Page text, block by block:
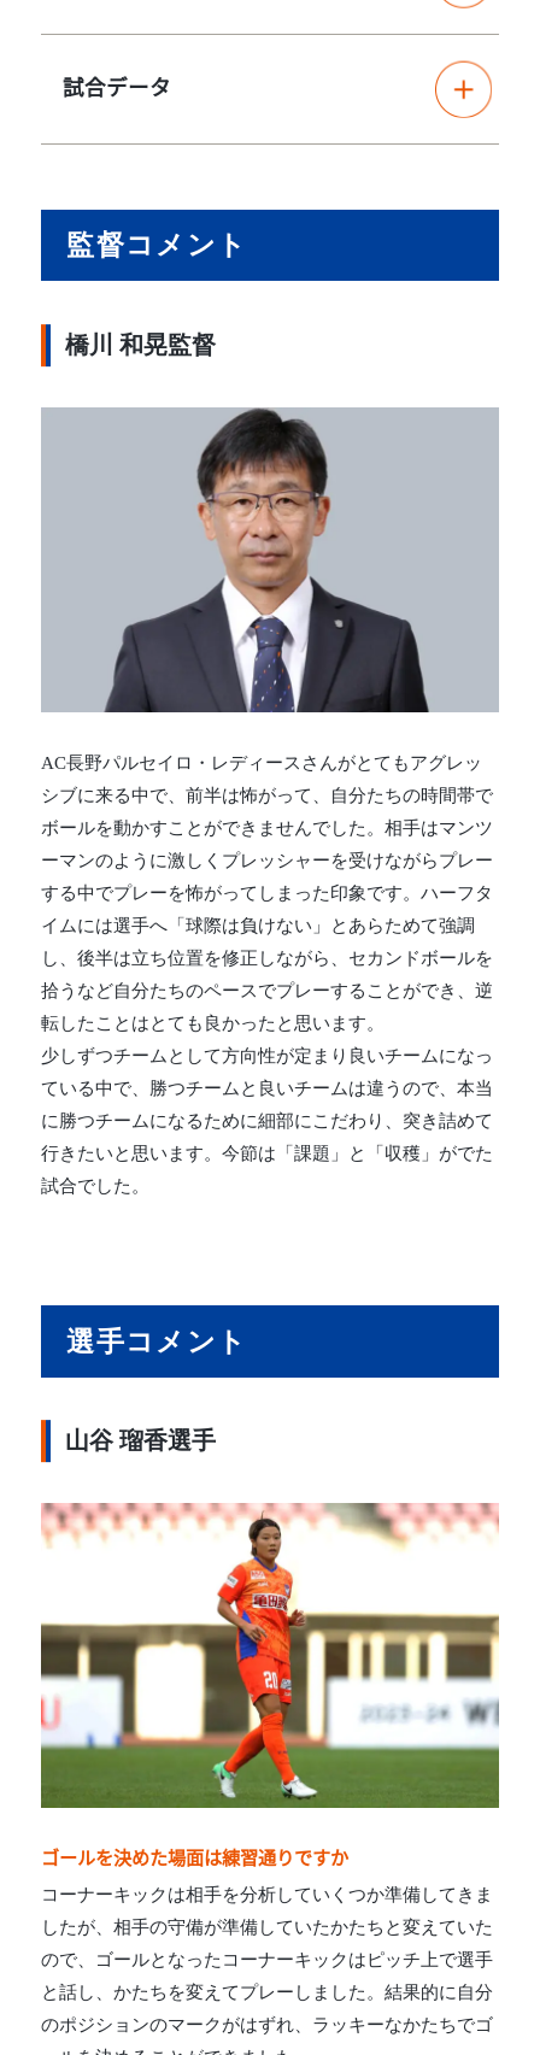
試合データ
監督コメント
橋川 和晃監督
AC長野パルセイロ・レディースさんがとてもアグレッ
シブに来る中で、前半は怖がって、自分たちの時間帯で
ボールを動かすことができませんでした。相手はマンツ
ーマンのように激しくプレッシャーを受けながらプレー
する中でプレーを怖がってしまった印象です。ハーフタ
イムには選手へ「球際は負けない」とあらためて強調
し、後半は立ち位置を修正しながら、セカンドボールを
拾うなど自分たちのペースでプレーすることができ、逆
転したことはとても良かったと思います。
少しずつチームとして方向性が定まり良いチームになっ
ている中で、勝つチームと良いチームは違うので、本当
に勝つチームになるために細部にこだわり、突き詰めて
行きたいと思います。今節は「課題」と「収穫」がでた
試合でした。
選手コメント
山谷 瑠香選手
ゴールを決めた場面は練習通りですか
コーナーキックは相手を分析していくつか準備してきま
したが、相手の守備が準備していたかたちと変えていた
ので、ゴールとなったコーナーキックはピッチ上で選手
と話し、かたちを変えてプレーしました。結果的に自分
のポジションのマークがはずれ、ラッキーなかたちでゴ